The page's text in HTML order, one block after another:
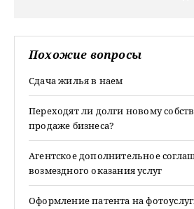
Похожие вопросы
Сдача жилья в наем
Переходят ли долги новому
продаже бизнеса?
Агентское дополнительное
возмездного оказания услуг
Оформление патента на